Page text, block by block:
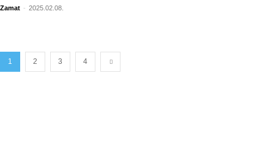
Zamat - 2025.02.08.
1 2 3 4